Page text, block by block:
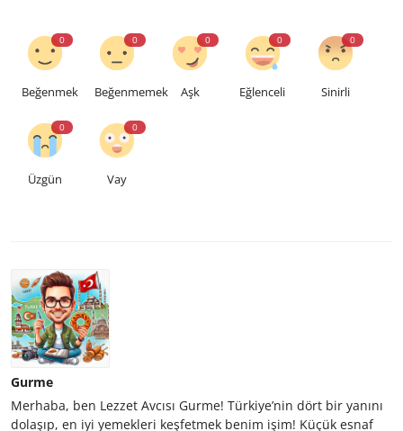
0
Beğenmek
0
Beğenmemek
0
Aşk
0
Eğlenceli
0
Sinirli
0
Üzgün
0
Vay
Gurme
Merhaba, ben Lezzet Avcısı Gurme! Türkiye’nin dört bir yanını
dolaşıp, en iyi yemekleri keşfetmek benim işim! Küçük esnaf